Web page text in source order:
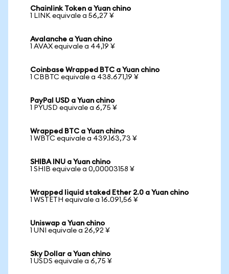
Chainlink Token a Yuan chino
1 LINK equivale a 56,27 ¥
Avalanche a Yuan chino
1 AVAX equivale a 44,19 ¥
Coinbase Wrapped BTC a Yuan chino
1 CBBTC equivale a 438.671,19 ¥
PayPal USD a Yuan chino
1 PYUSD equivale a 6,75 ¥
Wrapped BTC a Yuan chino
1 WBTC equivale a 439.163,73 ¥
SHIBA INU a Yuan chino
1 SHIB equivale a 0,00003158 ¥
Wrapped liquid staked Ether 2.0 a Yuan chino
1 WSTETH equivale a 16.091,56 ¥
Uniswap a Yuan chino
1 UNI equivale a 26,92 ¥
Sky Dollar a Yuan chino
1 USDS equivale a 6,75 ¥